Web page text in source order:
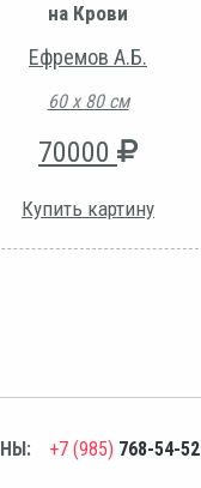
на Крови
Ефремов А.Б.
60 х 80 см
70000
Купить картину
+7 (985) 768-54-52